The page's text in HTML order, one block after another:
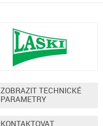
ZOBRAZIT TECHNICKÉ
PARAMETRY
KONTAKTOVAT